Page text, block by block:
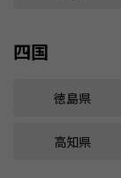
四国
徳島県
高知県